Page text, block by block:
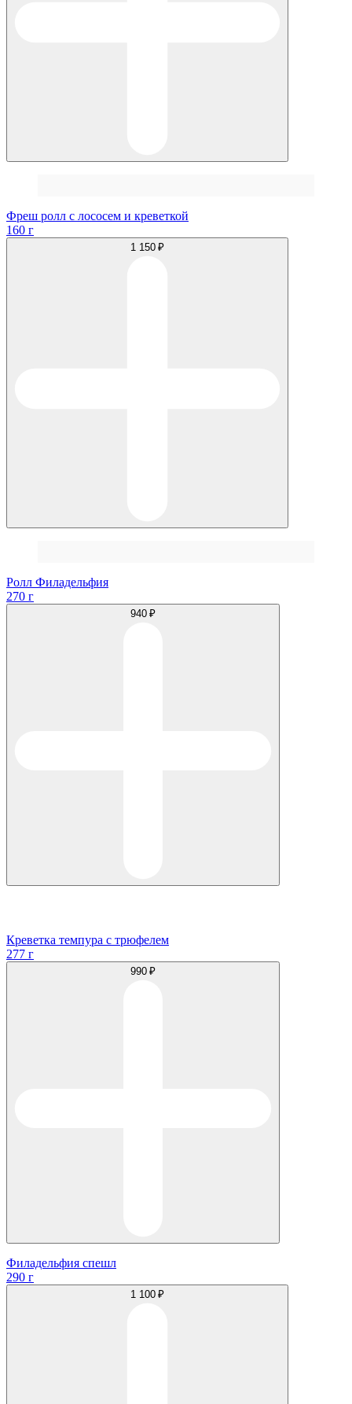
Фреш ролл с лососем и креветкой
160 г
1 150 ₽
Ролл Филадельфия
270 г
940 ₽
Креветка темпура с трюфелем
277 г
990 ₽
Филадельфия спешл
290 г
1 100 ₽